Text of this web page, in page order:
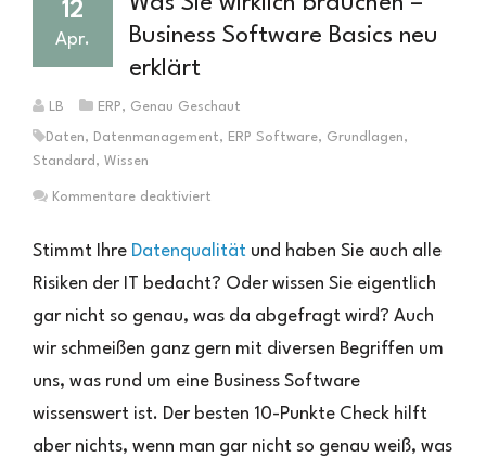
12
Apr.
Business Software Basics neu
erklärt
LB ERP, Genau Geschaut
Daten, Datenmanagement, ERP Software, Grundlagen,
Standard , Wissen
Kommentare deaktiviert
Sie
brauchen
–
Business
Basics
neu
Stimmt Ihre Datenqualität und haben Sie auch alle
Risiken der IT bedacht? Oder wissen Sie eigentlich
gar nicht so genau, was da abgefragt wird? Auch
wir schmeißen ganz gern mit diversen Begriffen um
uns, was rund um eine Business Software
wissenswert ist. Der besten 10-Punkte Check hilft
aber nichts, wenn man gar nicht so genau weiß, was